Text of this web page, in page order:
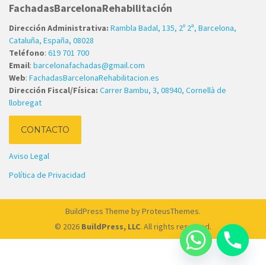
FachadasBarcelonaRehabilitación
Dirección Administrativa: Rambla Badal, 135, 2º 2ª, Barcelona,
Cataluña, España, 08028
Teléfono: 619 701 700
Email: barcelonafachadas@gmail.com
Web: FachadasBarcelonaRehabilitacion.es
Dirección Fiscal/Física: Carrer Bambu, 3, 08940, Cornellà de
llobregat
CONTACTO
Aviso Legal
Política de Privacidad
BuildPress Theme by ProteusThemes.
© 2026 BuildPress, LLC. All rights reserved.